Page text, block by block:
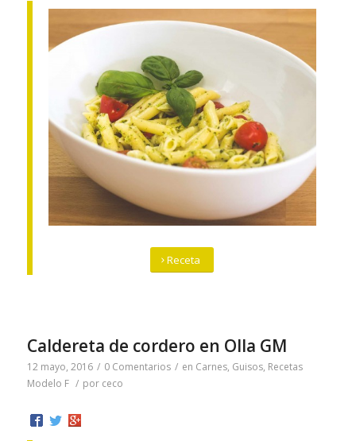
Receta
Caldereta de cordero en Olla GM
12 mayo, 2016 / 0 Comentarios / en Carnes, Guisos, Recetas
Modelo F / por ceco